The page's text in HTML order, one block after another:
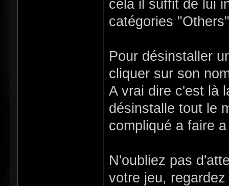
cela il suffit de lui
catégories "Others"
Pour désinstaller
cliquer sur son
A vrai dire c'est là
désinstalle tout le
compliqué a faire
N'oubliez pas
votre jeu,